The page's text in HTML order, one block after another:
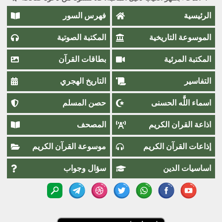
الرئيسية فهرس السور
الموسوعة التاريخية المكتبة الصوتية
المكتبة المرئية بطاقات القرآن
التفاسير التاريخ الهجري
اسماء اللَّٰه الحسنى حصن المسلم
اذاعة القران الكريم المصحف
إذاعات القرآن الكريم موسوعة القرآن الكريم
اساسيات الدين سؤال وجواب